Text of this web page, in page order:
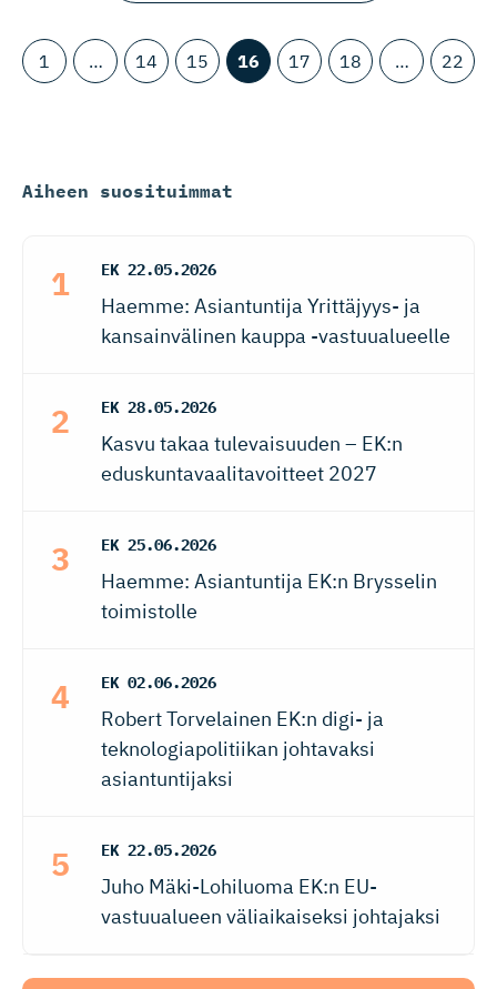
1 … 14 15 16 17 18 … 22
Aiheen suosituimmat
EK 22.05.2026
Haemme: Asiantuntija Yrittäjyys- ja
kansainvälinen kauppa -vastuualueelle
EK 28.05.2026
Kasvu takaa tulevaisuuden – EK:n
eduskuntavaalitavoitteet 2027
EK 25.06.2026
Haemme: Asiantuntija EK:n Brysselin
toimistolle
EK 02.06.2026
Robert Torvelainen EK:n digi- ja
teknologiapolitiikan johtavaksi
asiantuntijaksi
EK 22.05.2026
Juho Mäki-Lohiluoma EK:n EU-
vastuualueen väliaikaiseksi johtajaksi